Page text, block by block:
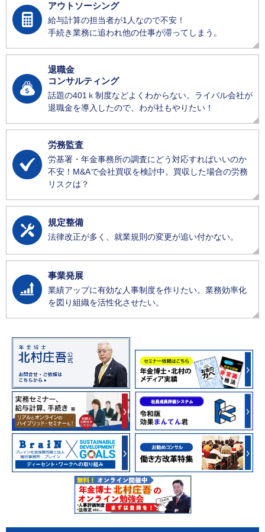
アウトソーシング
給与計算の担当者が1人なので不安！
手続き業務に追われ他の仕事が滞ってしまう。
退職金
コンサルティング
話題の401ｋ制度などよくわからない。ライバル会社が
退職金を導入したので、わが社もやりたい！
労務監査
労基署・年金事務所の調査にどう対応すればいいのか
不安！M&Aで会社買収を検討中。買収した場合の労務
リスクは？
規定整備
法律改正が多く、就業規則の変更が追い付かない。
事業発展
業績アップに有効な人事制度を作りたい。業務効率化
を図り組織を活性化させたい。